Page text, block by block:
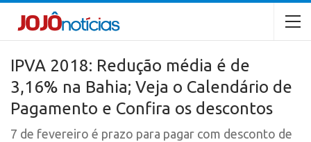
IPVA 2018: Redução média é de
3,16% na Bahia; Veja o Calendário de
Pagamento e Confira os descontos
7 de fevereiro é prazo para pagar com desconto de